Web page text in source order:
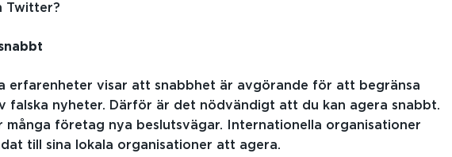
Twitter?
erfarenheter visar att snabbhet är avgörande för att begränsa
falska nyheter. Därför är det nödvändigt att du kan agera snabbt.
många företag nya beslutsvägar. Internationella organisationer
till sina lokala organisationer att agera.